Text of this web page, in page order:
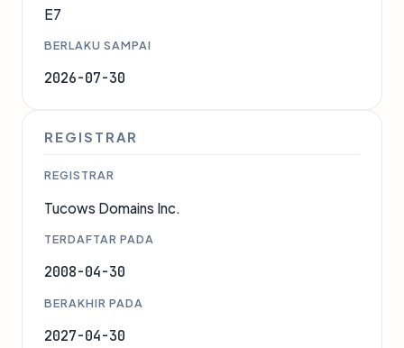
E7
BERLAKU SAMPAI
2026-07-30
REGISTRAR
REGISTRAR
Tucows Domains Inc.
TERDAFTAR PADA
2008-04-30
BERAKHIR PADA
2027-04-30